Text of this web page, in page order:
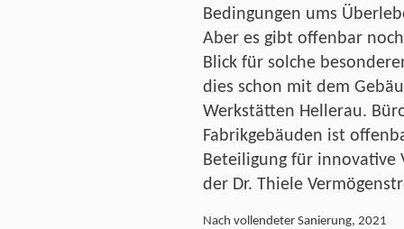
Bedingungen ums
Aber es gibt offenbar
Blick für solche
dies schon mit dem
Werkstätten Hellerau.
Fabrikgebäuden ist
Beteiligung für innovative
der Dr. Thiele
Nach vollendeter Sanierung, 2021